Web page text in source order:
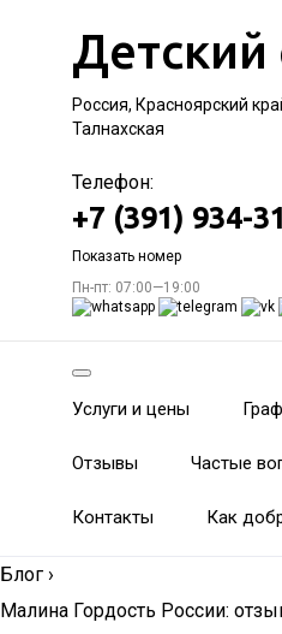
Детский
Россия, Красноярский
Талнахская
Телефон:
+7 (391) 934-
Показать номер
Пн-пт: 07:00—19:00
Услуги и цены
Отзывы Частые
Контакты Как
Блог ›
Малина Гордость России: